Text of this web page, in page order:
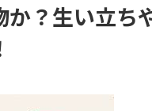
か？生い立ち